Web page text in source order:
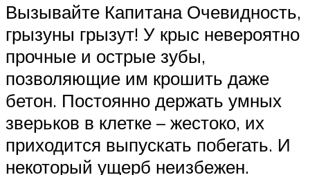
Вызывайте Капитана Очевидность,
грызуны грызут! У крыс невероятно
прочные и острые зубы,
позволяющие им крошить даже
бетон. Постоянно держать умных
зверьков в клетке – жестоко, их
приходится выпускать побегать. И
некоторый ущерб неизбежен.